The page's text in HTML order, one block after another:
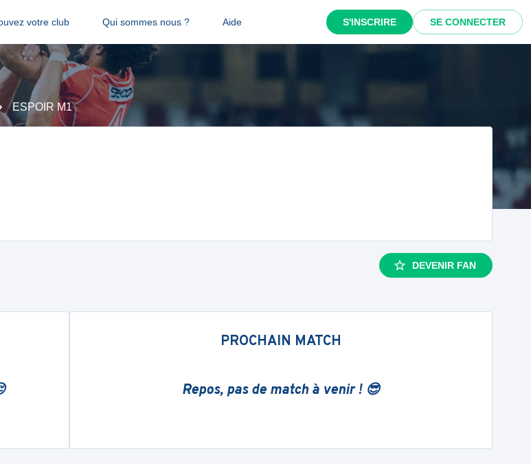
votre club Qui sommes nous ? Aide S'INSCRIRE SE CONNECTER
ESPOIR M1
DEVENIR FAN
PROCHAIN MATCH
Repos, pas de match à venir ! 😎